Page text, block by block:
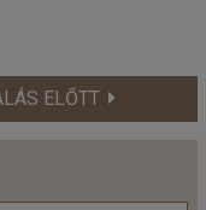
ELŐTT